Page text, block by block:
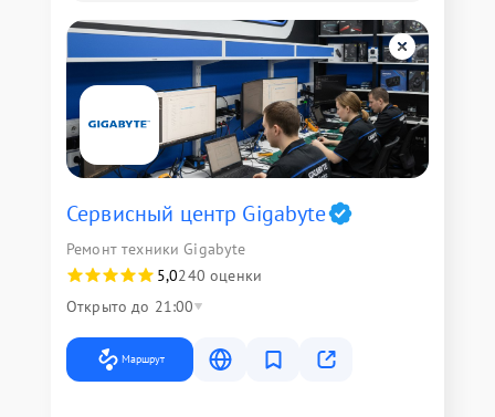
Сервисный центр Gigabyte
Ремонт техники Gigabyte
5,0240 оценки
Открыто до 21:00
Маршрут